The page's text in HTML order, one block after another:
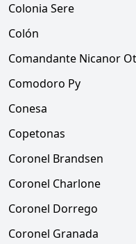
Colonia Sere
Colón
Comandante Nicanor
Comodoro Py
Conesa
Copetonas
Coronel Brandsen
Coronel Charlone
Coronel Dorrego
Coronel Granada